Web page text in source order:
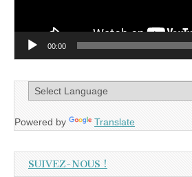
00:00
Powered by Translate
SUIVEZ-NOUS !